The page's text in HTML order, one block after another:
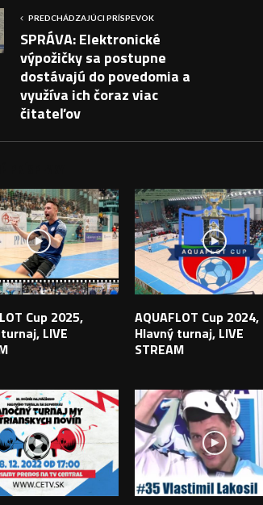
PREDCHÁDZAJÚCI PRÍSPEVOK
SPRÁVA: Elektronické
výpožičky sa postupne
dostávajú do povedomia a
využíva ich čoraz viac
čitateľov
Cup 2025,
LIVE
AQUAFLOT Cup 2024,
Hlavný turnaj, LIVE
STREAM